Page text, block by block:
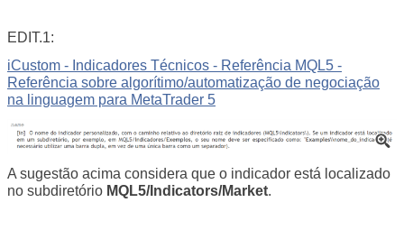
EDIT.1:
iCustom - Indicadores Técnicos - Referência MQL5 -
Referência sobre algorítimo/automatização de negociação
na linguagem para MetaTrader 5
A sugestão acima considera que o indicador está localizado
no subdiretório MQL5/Indicators/Market.